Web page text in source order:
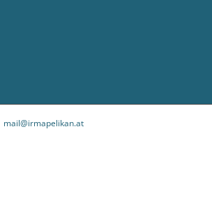
mail@irmapelikan.at